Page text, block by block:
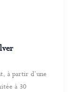
à partir d’une
à 30